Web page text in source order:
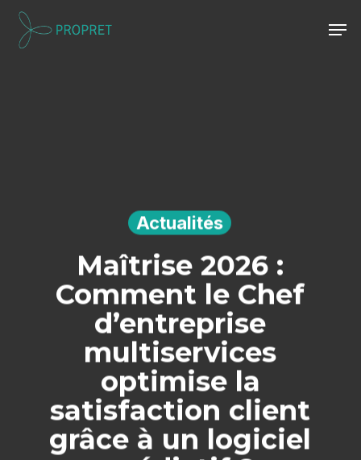
Skip
Actualités
Maîtrise 2026 :
Comment le Chef
d’entreprise
multiservices
optimise la
satisfaction client
grâce à un logiciel